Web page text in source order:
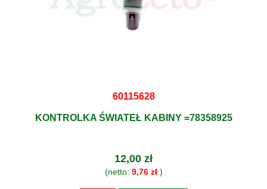
60115628
KONTROLKA ŚWIATEŁ KABINY =78358925
12,00 zł
(netto: 9,76 zł)